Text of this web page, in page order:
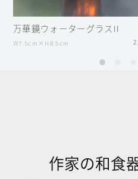
万華鏡ウォーターグラスII
W7.5cm×H8.5cm
作家の和食